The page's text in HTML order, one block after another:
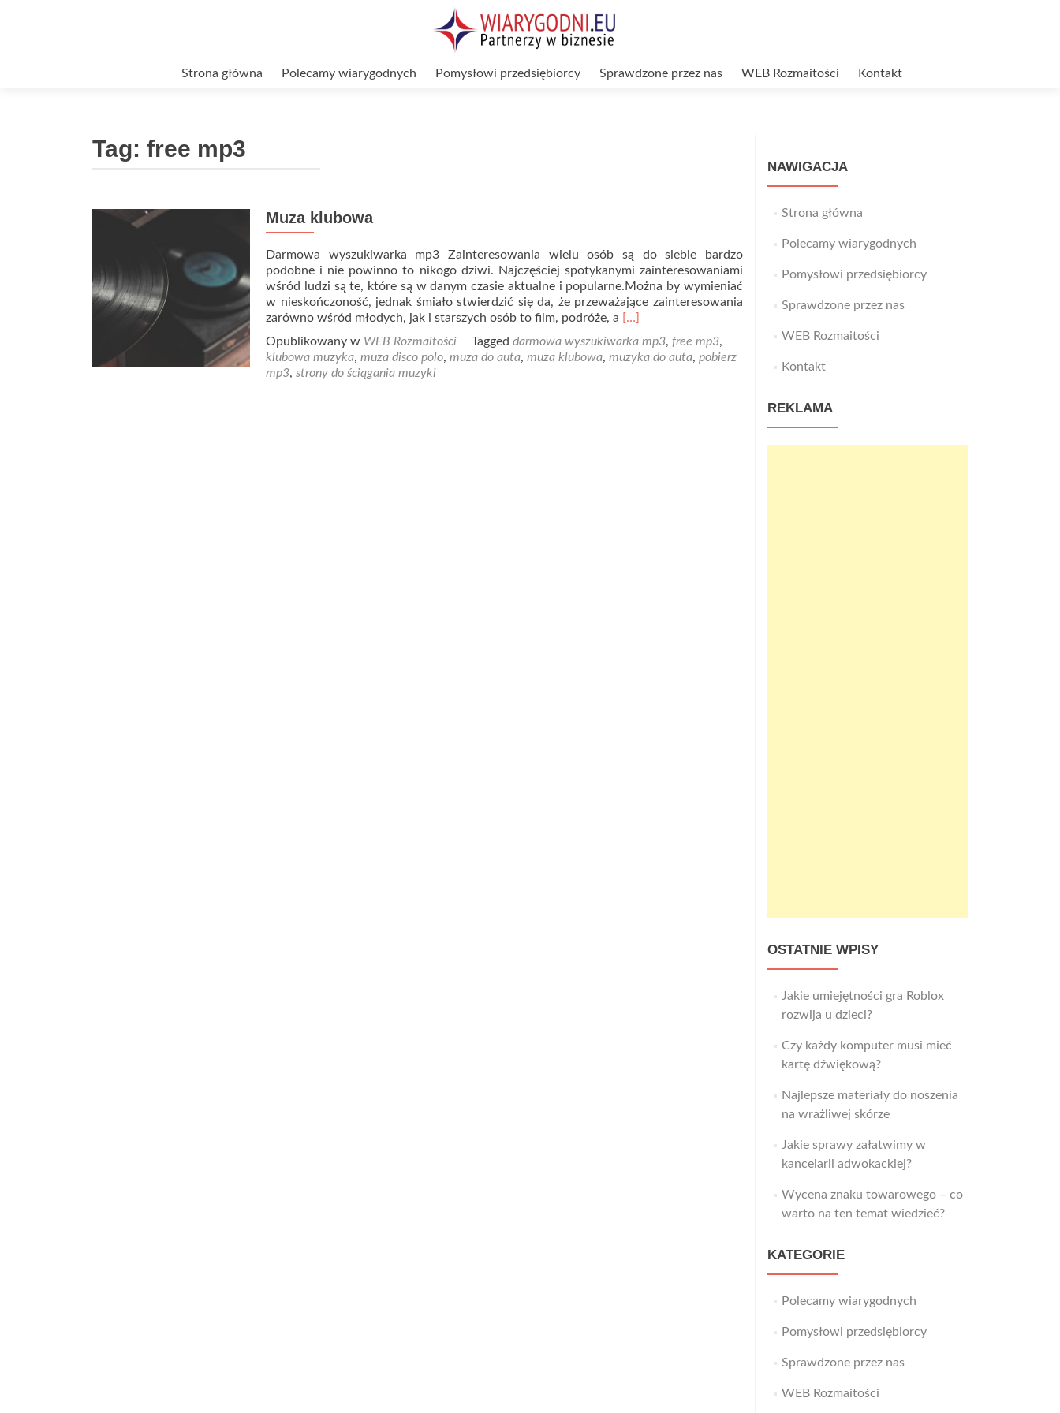
Strona główna Polecamy wiarygodnych Pomysłowi przedsiębiorcy Sprawdzone przez nas WEB Rozmaitości Kontakt
Tag: free mp3
Muza klubowa
Darmowa wyszukiwarka mp3 Zainteresowania wielu osób są do siebie bardzo
podobne i nie powinno to nikogo dziwi. Najczęściej spotykanymi zainteresowaniami
wśród ludzi są te, które są w danym czasie aktualne i popularne.Można by wymieniać
w nieskończoność, jednak śmiało stwierdzić się da, że przeważające zainteresowania
zarówno wśród młodych, jak i starszych osób to film, podróże, a Read
about
Muza
[…]
Opublikowany w WEB Rozmaitości Tagged darmowa wyszukiwarka mp3, free mp3,
klubowa muzyka, muza disco polo, muza do auta, muza klubowa, muzyka do auta, pobierz
mp3, strony do ściągania muzyki
NAWIGACJA
Strona główna
Polecamy wiarygodnych
Pomysłowi przedsiębiorcy
Sprawdzone przez nas
WEB Rozmaitości
Kontakt
REKLAMA
OSTATNIE WPISY
Jakie umiejętności gra Roblox
rozwija u dzieci?
Czy każdy komputer musi mieć
kartę dźwiękową?
Najlepsze materiały do noszenia
na wrażliwej skórze
Jakie sprawy załatwimy w
kancelarii adwokackiej?
Wycena znaku towarowego – co
warto na ten temat wiedzieć?
KATEGORIE
Polecamy wiarygodnych
Pomysłowi przedsiębiorcy
Sprawdzone przez nas
WEB Rozmaitości